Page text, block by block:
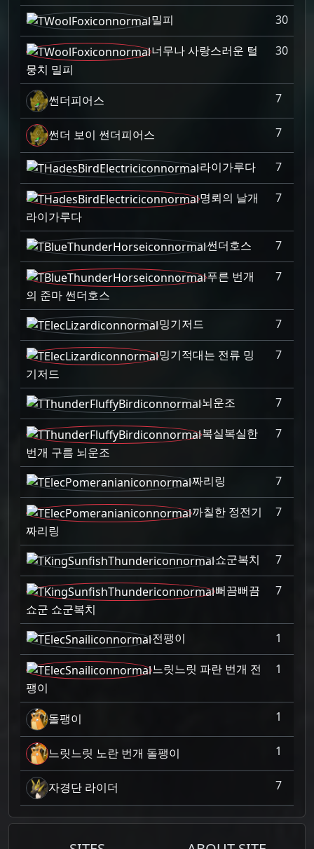
밀피
30
너무나 사랑스러운 털
뭉치 밀피
30
썬더피어스 7
썬더 보이 썬더피어스 7
라이가루다
7
명뢰의 날개
라이가루다
7
썬더호스
7
푸른 번개
의 준마 썬더호스
7
밍기저드
7
밍기적대는 전류 밍
기저드
7
뇌운조
7
복실복실한
번개 구름 뇌운조
7
짜리링
7
까칠한 정전기
짜리링
7
쇼군복치
7
뻐끔뻐끔
쇼군 쇼군복치
7
전팽이
1
느릿느릿 파란 번개 전
팽이
1
돌팽이 1
느릿느릿 노란 번개 돌팽이 1
자경단 라이더 7